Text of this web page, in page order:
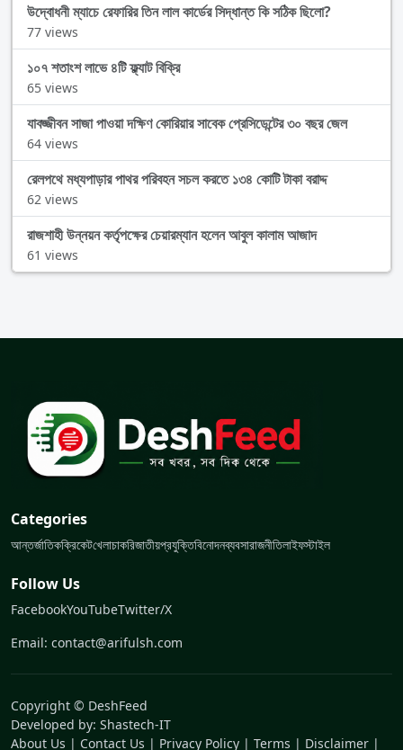
উদ্বোধনী ম্যাচে রেফারির তিন লাল কার্ডের সিদ্ধান্ত কি সঠিক ছিলো?
77 views
১০৭ শতাংশ লাভে ৪টি ফ্ল্যাট বিক্রি
65 views
যাবজ্জীবন সাজা পাওয়া দক্ষিণ কোরিয়ার সাবেক প্রেসিডেন্টের ৩০ বছর জেল
64 views
রেলপথে মধ্যপাড়ার পাথর পরিবহন সচল করতে ১৩৪ কোটি টাকা বরাদ্দ
62 views
রাজশাহী উন্নয়ন কর্তৃপক্ষের চেয়ারম্যান হলেন আবুল কালাম আজাদ
61 views
Categories
আন্তর্জাতিকক্রিকেটখেলাচাকরিজাতীয়প্রযুক্তিবিনোদনব্যবসারাজনীতিলাইফস্টাইল
Follow Us
FacebookYouTubeTwitter/X
Email: contact@arifulsh.com
Copyright © DeshFeed
Developed by: Shastech-IT
About Us | Contact Us | Privacy Policy | Terms | Disclaimer |